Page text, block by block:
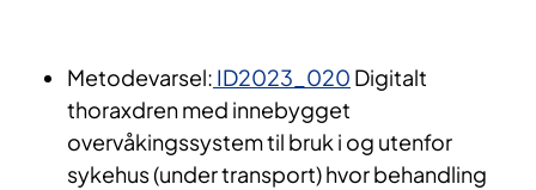
Metodevarsel: ID2023_020 Digitalt
thoraxdren med innebygget
overvåkingssystem til bruk i og utenfor
sykehus (under transport) hvor behandling